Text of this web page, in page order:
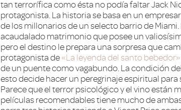
tan terrorífica como ésta no podía faltar Jack
protagonista. La historia se basa en un
de los millonarios de un selecto barrio de
acaudalado matrimonio que posee un
pero el destino le prepara una sorpresa que
protagonista de «La leyenda del santo bebedor»
de un puente como vagabundo. La condición
esto decide hacer un peregrinaje espiritual
Parece que el terror psicológico y el vino están
películas recomendables tiene mucho de